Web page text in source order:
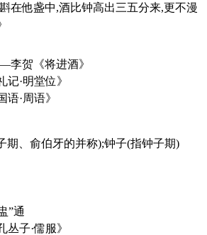
在他盏中,酒比钟高出三五分来,更不漫
贺《将进酒》
·明堂位》
·周语》
子期、俞伯牙的并称);钟子(指钟子期)
”通
子·儒服》